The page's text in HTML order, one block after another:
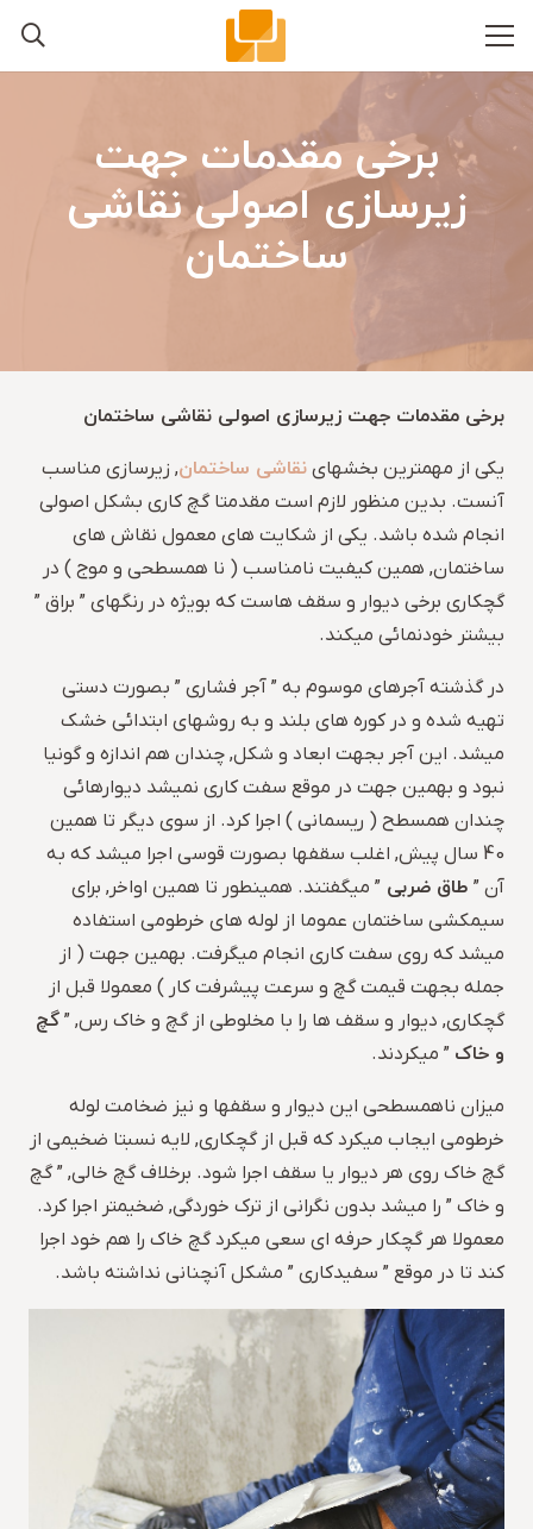
برخی مقدمات جهت
زیرسازی اصولی نقاشی
ساختمان
برخی مقدمات جهت زیرسازی اصولی نقاشی ساختمان
یکی از مهمترین بخشهای نقاشی ساختمان, زیرسازی مناسب
آنست. بدین منظور لازم است مقدمتا گچ کاری بشکل اصولی
انجام شده باشد. یکی از شکایت های معمول نقاش های
ساختمان, همین کیفیت نامناسب ( نا همسطحی و موج ) در
گچکاری برخی دیوار و سقف هاست که بویژه در رنگهای ” براق ”
بیشتر خودنمائی میکند.
در گذشته آجرهای موسوم به ” آجر فشاری ” بصورت دستی
تهیه شده و در کوره های بلند و به روشهای ابتدائی خشک
میشد. این آجر بجهت ابعاد و شکل, چندان هم اندازه و گونیا
نبود و بهمین جهت در موقع سفت کاری نمیشد دیوارهائی
چندان همسطح ( ریسمانی ) اجرا کرد. از سوی دیگر تا همین
40 سال پیش, اغلب سقفها بصورت قوسی اجرا میشد که به
آن ” طاق ضربی ” میگفتند. همینطور تا همین اواخر, برای
سیمکشی ساختمان عموما از لوله های خرطومی استفاده
میشد که روی سفت کاری انجام میگرفت. بهمین جهت ( از
جمله بجهت قیمت گچ و سرعت پیشرفت کار ) معمولا قبل از
گچکاری, دیوار و سقف ها را با مخلوطی از گچ و خاک رس, ” گچ
و خاک ” میکردند.
میزان ناهمسطحی این دیوار و سقفها و نیز ضخامت لوله
خرطومی ایجاب میکرد که قبل از گچکاری, لایه نسبتا ضخیمی از
گچ خاک روی هر دیوار یا سقف اجرا شود. برخلاف گچ خالی, ” گچ
و خاک ” را میشد بدون نگرانی از ترک خوردگی, ضخیمتر اجرا کرد.
معمولا هر گچکار حرفه ای سعی میکرد گچ خاک را هم خود اجرا
کند تا در موقع ” سفیدکاری ” مشکل آنچنانی نداشته باشد.